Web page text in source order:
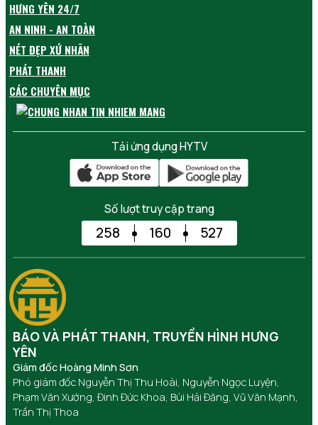
HƯNG YÊN 24/7
AN NINH - AN TOÀN
NÉT ĐẸP XỨ NHÃN
PHÁT THANH
CÁC CHUYÊN MỤC
Tải ứng dụng HYTV
Số lượt truy cập trang
258 160 527
BÁO VÀ PHÁT THANH, TRUYỀN HÌNH HƯNG
YÊN
Giám đốc Hoàng Minh Sơn
Phó giám đốc Nguyễn Thị Thu Hoài, Nguyễn Ngọc Luyện,
Phạm Văn Xướng, Đinh Đức Khoa, Bùi Hải Đăng, Vũ Văn Mạnh,
Trần Thị Thoa